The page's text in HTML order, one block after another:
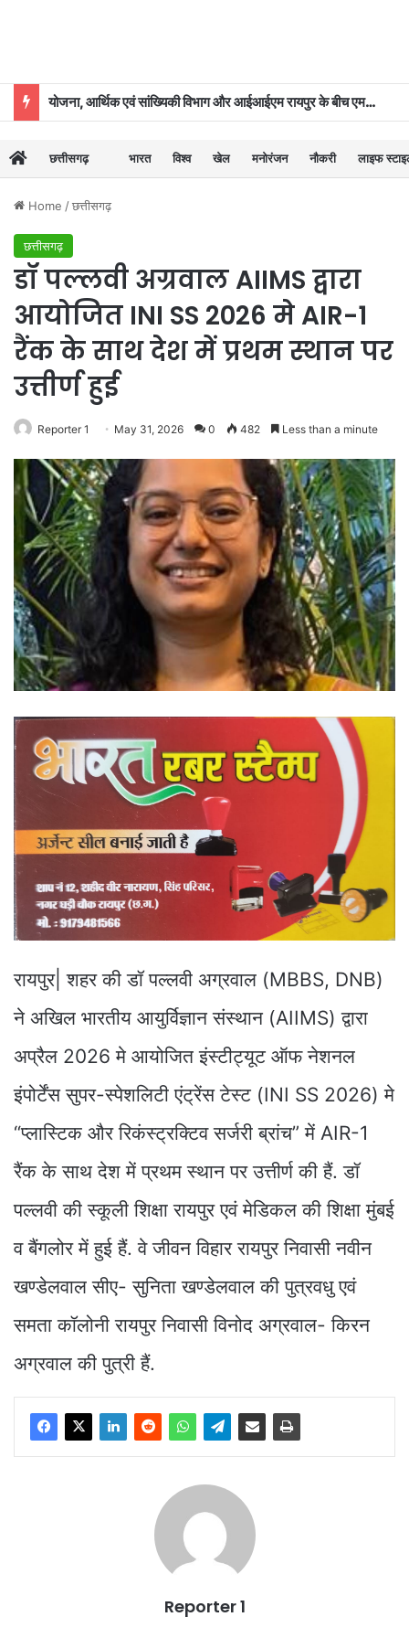
योजना, आर्थिक एवं सांख्यिकी विभाग और आईआईएम रायपुर के बीच एमओयू
छत्तीसगढ़ भारत विश्व खेल मनोरंजन नौकरी लाइफ
Home /छत्तीसगढ़
छत्तीसगढ़
डॉ पल्लवी अग्रवाल AIIMS द्वारा
आयोजित INI SS 2026 मे AIR-1
रैंक के साथ देश में प्रथम स्थान पर
उत्तीर्ण हुई
Reporter 1 May 31, 2026 0 482 Less than a minute
रायपुर| शहर की डॉ पल्लवी अग्रवाल (MBBS, DNB)
ने अखिल भारतीय आयुर्विज्ञान संस्थान (AIIMS) द्वारा
अप्रैल 2026 मे आयोजित इंस्टीट्यूट ऑफ नेशनल
इंपोर्टेंस सुपर-स्पेशलिटी एंट्रेंस टेस्ट (INI SS 2026) मे
“प्लास्टिक और रिकंस्ट्रक्टिव सर्जरी ब्रांच” में AIR-1
रैंक के साथ देश में प्रथम स्थान पर उत्तीर्ण की हैं. डॉ
पल्लवी की स्कूली शिक्षा रायपुर एवं मेडिकल की शिक्षा मुंबई
व बैंगलोर में हुई हैं. वे जीवन विहार रायपुर निवासी नवीन
खण्डेलवाल सीए- सुनिता खण्डेलवाल की पुत्रवधु एवं
समता कॉलोनी रायपुर निवासी विनोद अग्रवाल- किरन
अग्रवाल की पुत्री हैं.
Reporter 1